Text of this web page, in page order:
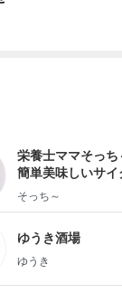
栄養士ママそっち
簡単美味しいサイ
献立
そっち～
ゆうき酒場
ゆうき